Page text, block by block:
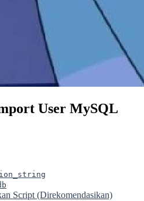
User MySQL
Script (Direkomendasikan)